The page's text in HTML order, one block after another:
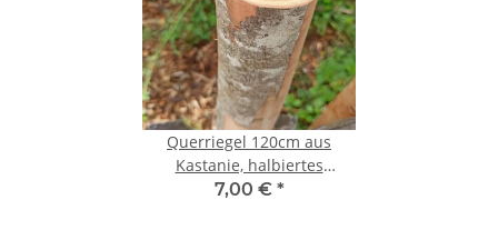
Querriegel 120cm aus
Kastanie, halbiertes
Rundholz, ungeschliffen,
7,00 € *